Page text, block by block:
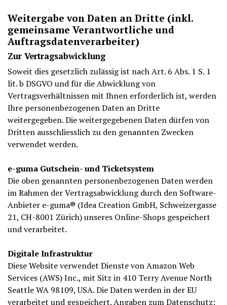
Weitergabe von Daten an Dritte (inkl.
gemeinsame Verantwortliche und
Auftragsdatenverarbeiter)
Zur Vertragsabwicklung
Soweit dies gesetzlich zulässig ist nach Art. 6 Abs. 1 S. 1
lit. b DSGVO und für die Abwicklung von
Vertragsverhältnissen mit Ihnen erforderlich ist, werden
Ihre personenbezogenen Daten an Dritte
weitergegeben. Die weitergegebenen Daten dürfen von
Dritten ausschliesslich zu den genannten Zwecken
verwendet werden.
e-guma Gutschein- und Ticketsystem
Die oben genannten personenbezogenen Daten werden
im Rahmen der Vertragsabwicklung durch den Software-
Anbieter e-guma® (Idea Creation GmbH, Schweizergasse
21, CH-8001 Zürich) unseres Online-Shops gespeichert
und verarbeitet.
Digitale Infrastruktur
Diese Website verwendet Dienste von Amazon Web
Services (AWS) Inc., mit Sitz in 410 Terry Avenue North
Seattle WA 98109, USA. Die Daten werden in der EU
verarbeitet und gespeichert. Angaben zum Datenschutz: